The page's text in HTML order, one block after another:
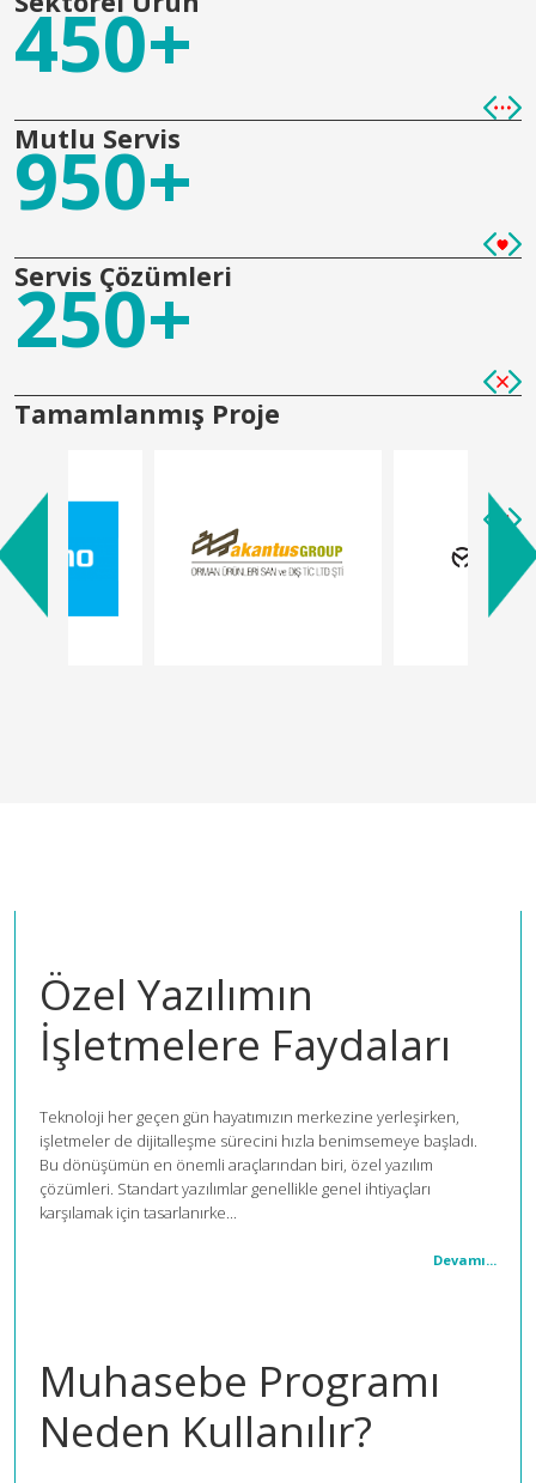
450+
Mutlu Servis
950+
Servis Çözümleri
250+
Tamamlanmış Proje
Özel Yazılımın
İşletmelere Faydaları
Teknoloji her geçen gün hayatımızın merkezine yerleşirken,
işletmeler de dijitalleşme sürecini hızla benimsemeye başladı.
Bu dönüşümün en önemli araçlarından biri, özel yazılım
çözümleri. Standart yazılımlar genellikle genel ihtiyaçları
karşılamak için tasarlanırke...
Devamı...
Muhasebe Programı
Neden Kullanılır?